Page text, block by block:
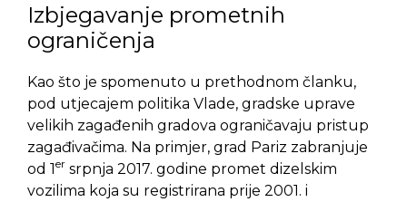
Izbjegavanje prometnih
ograničenja
Kao što je spomenuto u prethodnom članku,
pod utjecajem politika Vlade, gradske uprave
velikih zagađenih gradova ograničavaju pristup
zagađivačima. Na primjer, grad Pariz zabranjuje
od 1er srpnja 2017. godine promet dizelskim
vozilima koja su registrirana prije 2001. i